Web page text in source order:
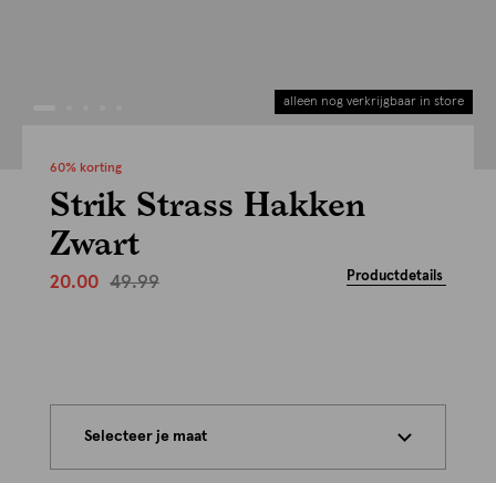
alleen nog verkrijgbaar in store
60% korting
Strik Strass Hakken
Zwart
20.00 49.99 Productdetails
Selecteer je maat